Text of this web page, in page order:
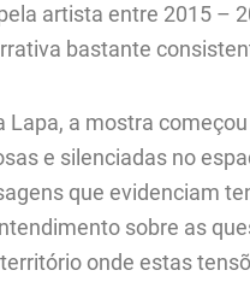
artista entre 2015 –
bastante
Lapa, a mostra
e silenciadas no
que evidenciam
sobre as
onde estas